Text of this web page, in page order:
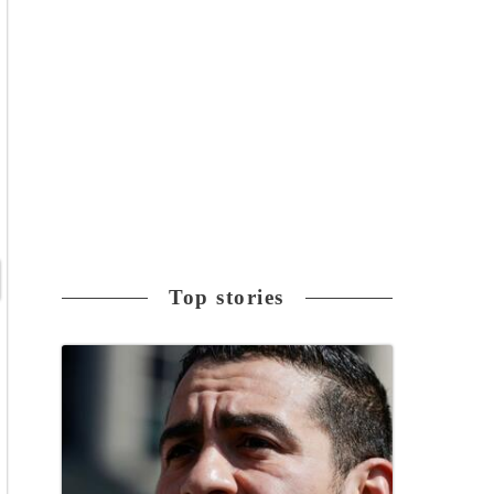
Top stories